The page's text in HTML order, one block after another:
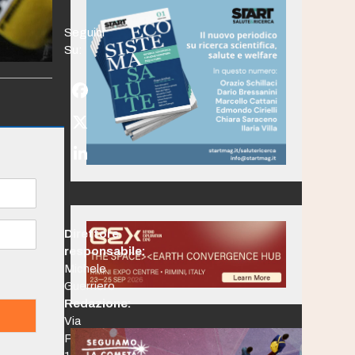
Seguici
Su:
Facebook
Twitter
(deprecated)
LinkedIn
Direttore
responsabile:
Michele
Guerriero
Redazione:
Via
Po,